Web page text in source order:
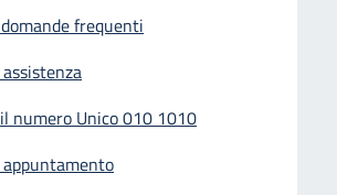
frequenti
numero Unico 010 1010